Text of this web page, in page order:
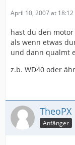
April 10, 2007 at 18:12
hast du den
als wenn etwas
und dann qualmt
z.b. WD40 oder
TheoPX
Anfänger